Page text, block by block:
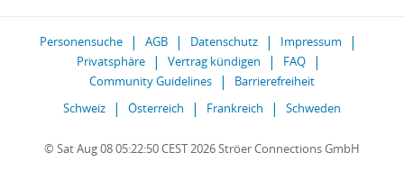
Personensuche AGB Datenschutz
Impressum
Privatsphäre
Vertrag kündigen
FAQ
Community Guidelines
Barrierefreiheit
Schweiz
Österreich Frankreich Schweden
© Sat Aug 08 05:22:50 CEST 2026 Ströer Connections GmbH